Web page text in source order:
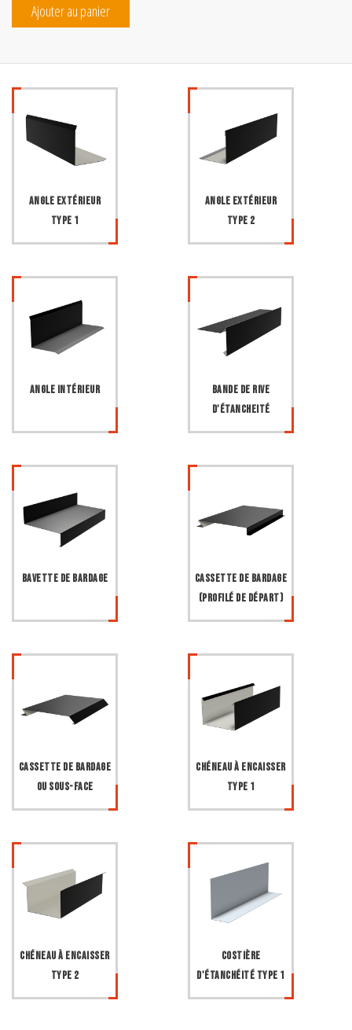
Ajouter au panier
Angle extérieur
type 1
Angle extérieur
type 2
Angle intérieur
Bande de rive
d'étancheité
Bavette de bardage
Cassette de bardage
(profilé de départ)
Cassette de bardage
ou sous-face
Chéneau à encaisser
type 1
Chéneau à encaisser
type 2
Costière
d'étanchéité type 1